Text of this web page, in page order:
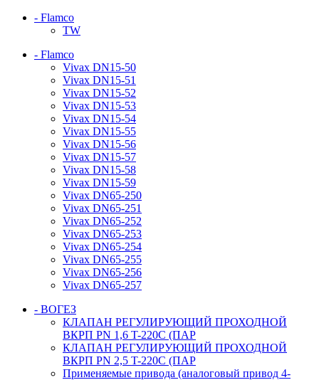
- Flamco
TW
- Flamco
Vivax DN15-50
Vivax DN15-51
Vivax DN15-52
Vivax DN15-53
Vivax DN15-54
Vivax DN15-55
Vivax DN15-56
Vivax DN15-57
Vivax DN15-58
Vivax DN15-59
Vivax DN65-250
Vivax DN65-251
Vivax DN65-252
Vivax DN65-253
Vivax DN65-254
Vivax DN65-255
Vivax DN65-256
Vivax DN65-257
- ВОГЕЗ
КЛАПАН РЕГУЛИРУЮЩИЙ ПРОХОДНОЙ
ВКРП PN 1,6 T-220C (ПАР
КЛАПАН РЕГУЛИРУЮЩИЙ ПРОХОДНОЙ
ВКРП PN 2,5 T-220C (ПАР
Применяемые привода (аналоговый привод 4-